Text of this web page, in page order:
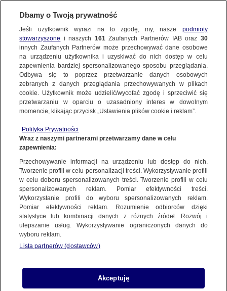
12-latek zmarł w domu dziecka w
Sosnowcu
9.02.20201 min
Źródło:TVN24
Źródło zdjęcia głównego:TVN24
Udostępnij
SPRAWDŹ TAKŻE
Dbamy o Twoją prywatność
Jeśli użytkownik wyrazi na to zgodę, my, nasze podmioty
stowarzyszone i naszych 161Zaufanych Partnerów IAB oraz 30
innych Zaufanych Partnerów może przechowywać dane osobowe
na urządzeniu użytkownika i uzyskiwać do nich dostęp w celu
zapewnienia bardziej spersonalizowanego sposobu przeglądania.
Odbywa się to poprzez przetwarzanie danych osobowych
zebranych z danych przeglądania przechowywanych w plikach
cookie. Użytkownik może udzielić/wycofać zgodę i sprzeciwić się
przetwarzaniu w oparciu o uzasadniony interes w dowolnym
momencie, klikając przycisk „Ustawienia plików cookie i reklam”.
Polityka Prywatności
Wraz z naszymi partnerami przetwarzamy dane w celu
zapewnienia:
Przechowywanie informacji na urządzeniu lub dostęp do nich.
Tworzenie profili w celu personalizacji treści. Wykorzystywanie profili
w celu doboru spersonalizowanych treści. Tworzenie profili w celu
spersonalizowanych reklam. Pomiar efektywności treści.
Wykorzystanie profili do wyboru spersonalizowanych reklam.
Pomiar efektywności reklam. Rozumienie odbiorców dzięki
statystyce lub kombinacji danych z różnych źródeł. Rozwój i
ulepszanie usług. Wykorzystywanie ograniczonych danych do
wyboru reklam.
Lista partnerów (dostawców)
Akceptuję